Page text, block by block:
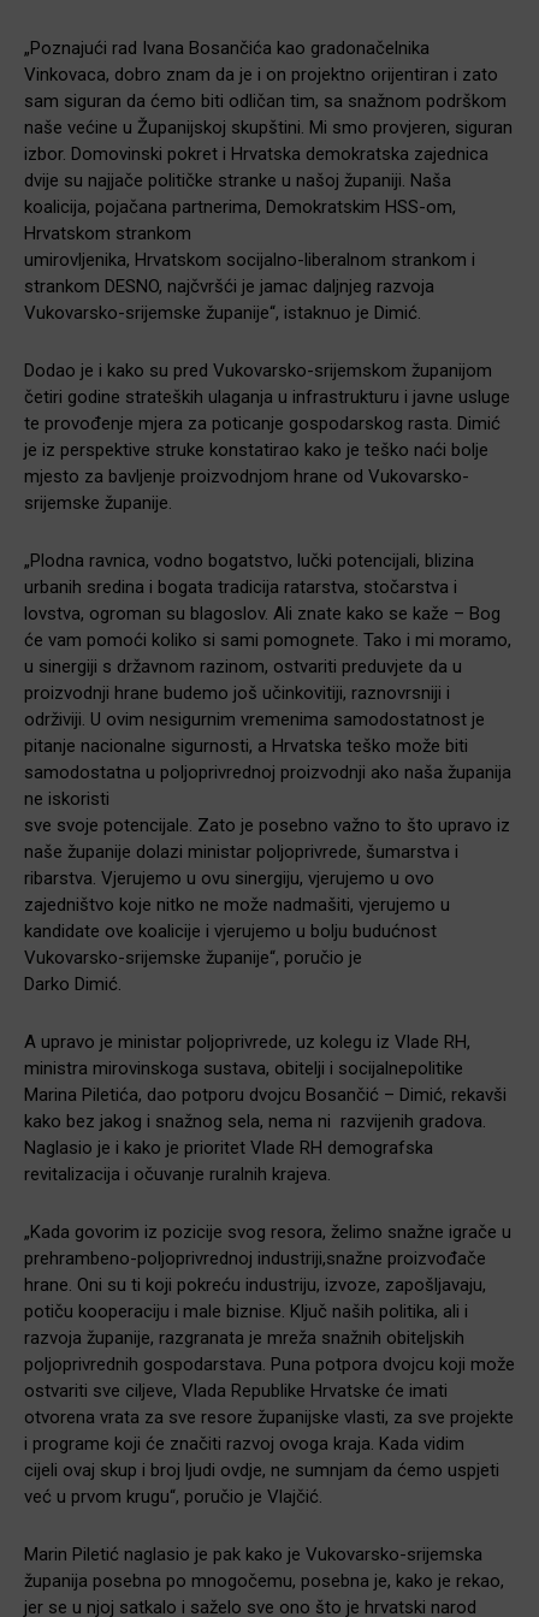
„Poznajući rad Ivana Bosančića kao gradonačelnika
Vinkovaca, dobro znam da je i on projektno orijentiran i zato
sam siguran da ćemo biti odličan tim, sa snažnom podrškom
naše većine u Županijskoj skupštini. Mi smo provjeren, siguran
izbor. Domovinski pokret i Hrvatska demokratska zajednica
dvije su najjače političke stranke u našoj županiji. Naša
koalicija, pojačana partnerima, Demokratskim HSS-om,
Hrvatskom strankom
umirovljenika, Hrvatskom socijalno-liberalnom strankom i
strankom DESNO, najčvršći je jamac daljnjeg razvoja
Vukovarsko-srijemske županije“, istaknuo je Dimić.
Dodao je i kako su pred Vukovarsko-srijemskom županijom
četiri godine strateških ulaganja u infrastrukturu i javne usluge
te provođenje mjera za poticanje gospodarskog rasta. Dimić
je iz perspektive struke konstatirao kako je teško naći bolje
mjesto za bavljenje proizvodnjom hrane od Vukovarsko-
srijemske županije.
„Plodna ravnica, vodno bogatstvo, lučki potencijali, blizina
urbanih sredina i bogata tradicija ratarstva, stočarstva i
lovstva, ogroman su blagoslov. Ali znate kako se kaže – Bog
će vam pomoći koliko si sami pomognete. Tako i mi moramo,
u sinergiji s državnom razinom, ostvariti preduvjete da u
proizvodnji hrane budemo još učinkovitiji, raznovrsniji i
održiviji. U ovim nesigurnim vremenima samodostatnost je
pitanje nacionalne sigurnosti, a Hrvatska teško može biti
samodostatna u poljoprivrednoj proizvodnji ako naša županija
ne iskoristi
sve svoje potencijale. Zato je posebno važno to što upravo iz
naše županije dolazi ministar poljoprivrede, šumarstva i
ribarstva. Vjerujemo u ovu sinergiju, vjerujemo u ovo
zajedništvo koje nitko ne može nadmašiti, vjerujemo u
kandidate ove koalicije i vjerujemo u bolju budućnost
Vukovarsko-srijemske županije“, poručio je
Darko Dimić.
A upravo je ministar poljoprivrede, uz kolegu iz Vlade RH,
ministra mirovinskoga sustava, obitelji i socijalnepolitike
Marina Piletića, dao potporu dvojcu Bosančić – Dimić, rekavši
kako bez jakog i snažnog sela, nema ni razvijenih gradova.
Naglasio je i kako je prioritet Vlade RH demografska
revitalizacija i očuvanje ruralnih krajeva.
„Kada govorim iz pozicije svog resora, želimo snažne igrače u
prehrambeno-poljoprivrednoj industriji,snažne proizvođače
hrane. Oni su ti koji pokreću industriju, izvoze, zapošljavaju,
potiču kooperaciju i male biznise. Ključ naših politika, ali i
razvoja županije, razgranata je mreža snažnih obiteljskih
poljoprivrednih gospodarstava. Puna potpora dvojcu koji može
ostvariti sve ciljeve, Vlada Republike Hrvatske će imati
otvorena vrata za sve resore županijske vlasti, za sve projekte
i programe koji će značiti razvoj ovoga kraja. Kada vidim
cijeli ovaj skup i broj ljudi ovdje, ne sumnjam da ćemo uspjeti
već u prvom krugu“, poručio je Vlajčić.
Marin Piletić naglasio je pak kako je Vukovarsko-srijemska
županija posebna po mnogočemu, posebna je, kako je rekao,
jer se u njoj satkalo i saželo sve ono što je hrvatski narod